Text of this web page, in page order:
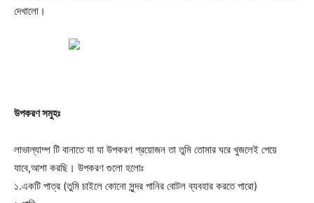
দেখালো।
উপকরণ সমুহঃ
লাভাল্যাম্প টি বানাতে যা যা উপকরণ প্রয়োজন তা তুমি তোমার ঘরে খুজলেই পেয়ে
যাবে,আশা করছি। উপকরণ গুলো হলোঃ
১.একটি পাত্র (তুমি চাইলে কোনো সুন্দর পানির বোটল ব্যবহার করতে পারো)